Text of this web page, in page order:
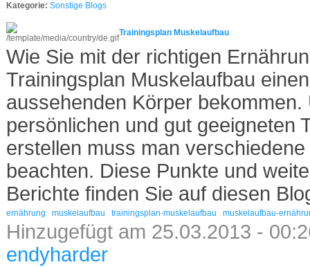
Kategorie: Sonstige Blogs
Trainingsplan Muskelaufbau
Wie Sie mit der richtigen
Trainingsplan Muskelaufbau
aussehenden Körper bekommen.
persönlichen und gut geeigneten
erstellen muss man
beachten. Diese Punkte und
Berichte finden Sie auf diesen
ernährung muskelaufbau trainingsplan-muskelaufbau muskelaufbau-
Hinzugefügt am 25.03.2013 -
endyharder